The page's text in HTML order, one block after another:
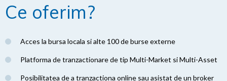
Ce oferim?
Acces la bursa locala si alte 100 de burse externe
Platforma de tranzactionare de tip Multi-Market si Multi-Asset
Posibilitatea de a tranzactiona online sau asistat de un broker